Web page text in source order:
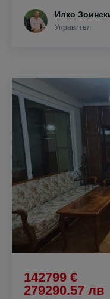
Илко
Управител
142799 €
279290.57 лв